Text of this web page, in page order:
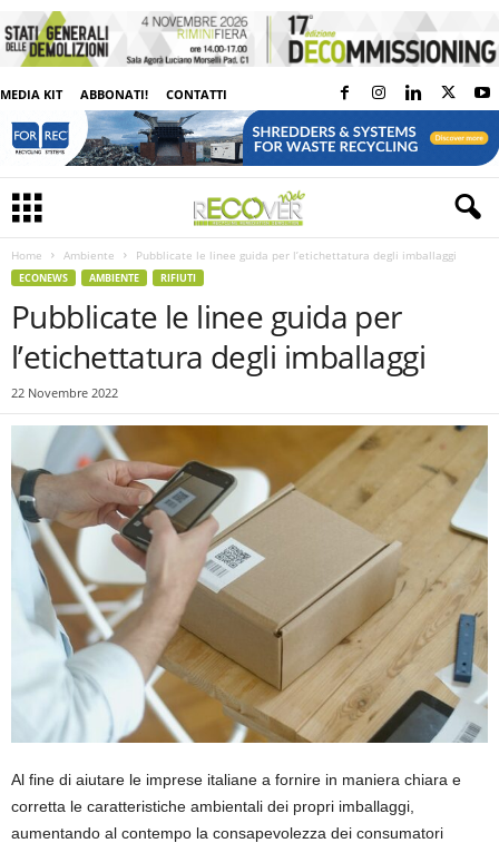
MEDIA KIT ABBONATI! CONTATTI
Home Ambiente Pubblicate le linee guida per l’etichettatura degli imballaggi
ECONEWS AMBIENTE RIFIUTI
Pubblicate le linee guida per
l’etichettatura degli imballaggi
22 Novembre 2022
Al fine di aiutare le imprese italiane a fornire in maniera chiara e
corretta le caratteristiche ambientali dei propri imballaggi,
aumentando al contempo la consapevolezza dei consumatori